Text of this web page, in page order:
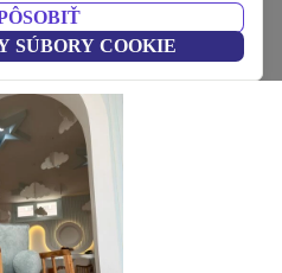
SÚBORY COOKIE